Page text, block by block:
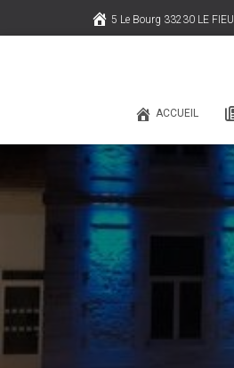
5 Le Bourg 33230 LE FIEU
ACCUEIL